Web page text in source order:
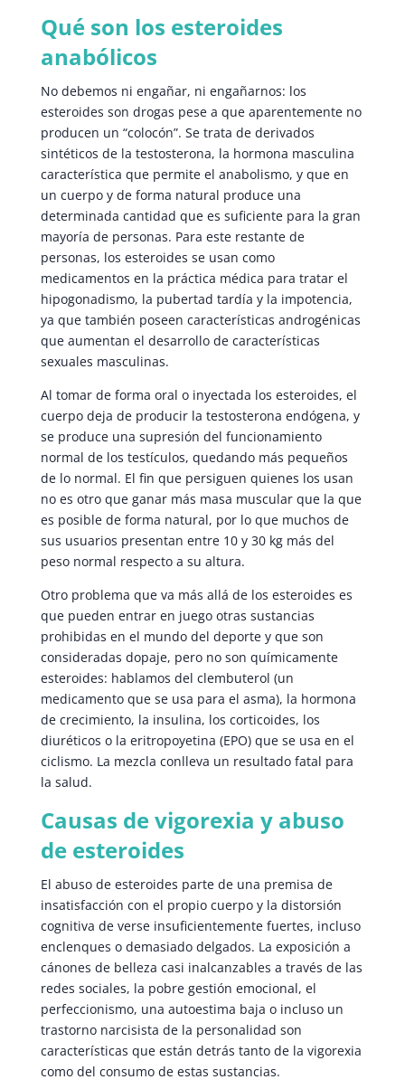
Qué son los esteroides
anabólicos
No debemos ni engañar, ni engañarnos: los
esteroides son drogas pese a que aparentemente no
producen un “colocón”. Se trata de derivados
sintéticos de la testosterona, la hormona masculina
característica que permite el anabolismo, y que en
un cuerpo y de forma natural produce una
determinada cantidad que es suficiente para la gran
mayoría de personas. Para este restante de
personas, los esteroides se usan como
medicamentos en la práctica médica para tratar el
hipogonadismo, la pubertad tardía y la impotencia,
ya que también poseen características androgénicas
que aumentan el desarrollo de características
sexuales masculinas.
Al tomar de forma oral o inyectada los esteroides, el
cuerpo deja de producir la testosterona endógena, y
se produce una supresión del funcionamiento
normal de los testículos, quedando más pequeños
de lo normal. El fin que persiguen quienes los usan
no es otro que ganar más masa muscular que la que
es posible de forma natural, por lo que muchos de
sus usuarios presentan entre 10 y 30 kg más del
peso normal respecto a su altura.
Otro problema que va más allá de los esteroides es
que pueden entrar en juego otras sustancias
prohibidas en el mundo del deporte y que son
consideradas dopaje, pero no son químicamente
esteroides: hablamos del clembuterol (un
medicamento que se usa para el asma), la hormona
de crecimiento, la insulina, los corticoides, los
diuréticos o la eritropoyetina (EPO) que se usa en el
ciclismo. La mezcla conlleva un resultado fatal para
la salud.
Causas de vigorexia y abuso
de esteroides
El abuso de esteroides parte de una premisa de
insatisfacción con el propio cuerpo y la distorsión
cognitiva de verse insuficientemente fuertes, incluso
enclenques o demasiado delgados. La exposición a
cánones de belleza casi inalcanzables a través de las
redes sociales, la pobre gestión emocional, el
perfeccionismo, una autoestima baja o incluso un
trastorno narcisista de la personalidad son
características que están detrás tanto de la vigorexia
como del consumo de estas sustancias.